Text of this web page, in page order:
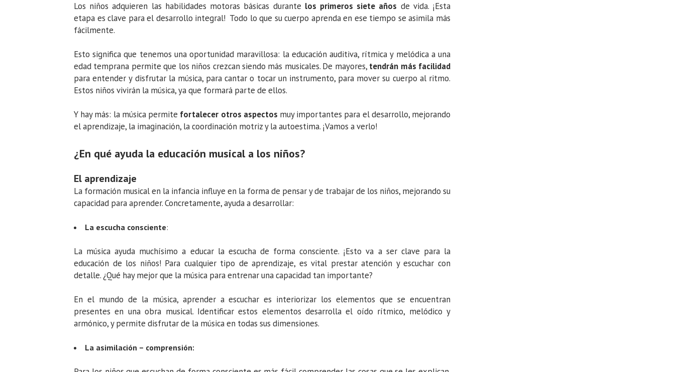
Los niños adquieren las habilidades motoras básicas durante los primeros siete años de vida. ¡Esta
etapa es clave para el desarrollo integral! Todo lo que su cuerpo aprenda en ese tiempo se asimila más
fácilmente.
Esto significa que tenemos una oportunidad maravillosa: la educación auditiva, rítmica y melódica a una
edad temprana permite que los niños crezcan siendo más musicales. De mayores, tendrán más facilidad
para entender y disfrutar la música, para cantar o tocar un instrumento, para mover su cuerpo al ritmo.
Estos niños vivirán la música, ya que formará parte de ellos.
Y hay más: la música permite fortalecer otros aspectos muy importantes para el desarrollo, mejorando
el aprendizaje, la imaginación, la coordinación motriz y la autoestima. ¡Vamos a verlo!
¿En qué ayuda la educación musical a los niños?
El aprendizaje
La formación musical en la infancia influye en la forma de pensar y de trabajar de los niños, mejorando su
capacidad para aprender. Concretamente, ayuda a desarrollar:
La escucha consciente:
La música ayuda muchísimo a educar la escucha de forma consciente. ¡Esto va a ser clave para la
educación de los niños! Para cualquier tipo de aprendizaje, es vital prestar atención y escuchar con
detalle. ¿Qué hay mejor que la música para entrenar una capacidad tan importante?
En el mundo de la música, aprender a escuchar es interiorizar los elementos que se encuentran
presentes en una obra musical. Identificar estos elementos desarrolla el oído rítmico, melódico y
armónico, y permite disfrutar de la música en todas sus dimensiones.
La asimilación – comprensión: